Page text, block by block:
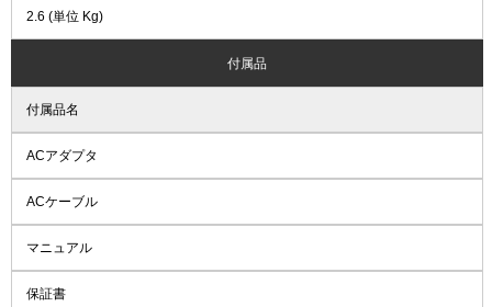
2.6 (単位 Kg)
付属品
付属品名
ACアダプタ
ACケーブル
マニュアル
保証書